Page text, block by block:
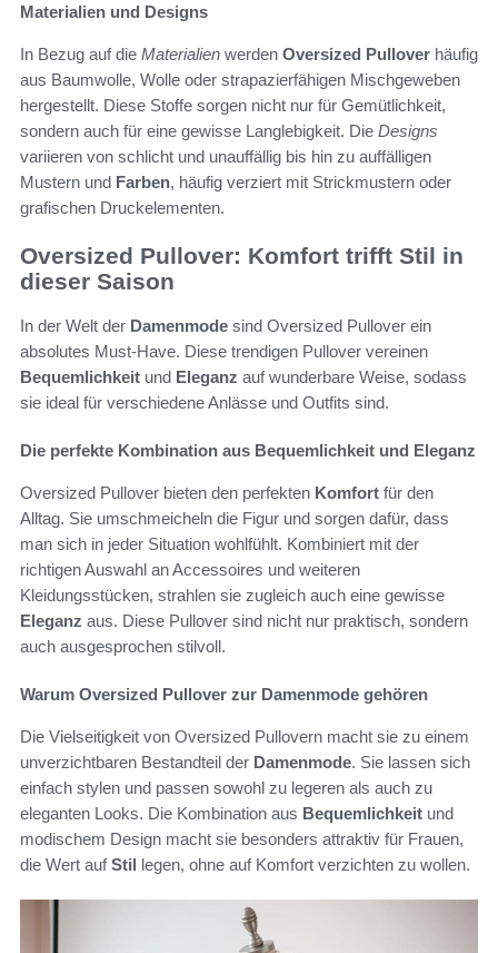
Materialien und Designs
In Bezug auf die Materialien werden Oversized Pullover häufig
aus Baumwolle, Wolle oder strapazierfähigen Mischgeweben
hergestellt. Diese Stoffe sorgen nicht nur für Gemütlichkeit,
sondern auch für eine gewisse Langlebigkeit. Die Designs
variieren von schlicht und unauffällig bis hin zu auffälligen
Mustern und Farben, häufig verziert mit Strickmustern oder
grafischen Druckelementen.
Oversized Pullover: Komfort trifft Stil in
dieser Saison
In der Welt der Damenmode sind Oversized Pullover ein
absolutes Must-Have. Diese trendigen Pullover vereinen
Bequemlichkeit und Eleganz auf wunderbare Weise, sodass
sie ideal für verschiedene Anlässe und Outfits sind.
Die perfekte Kombination aus Bequemlichkeit und Eleganz
Oversized Pullover bieten den perfekten Komfort für den
Alltag. Sie umschmeicheln die Figur und sorgen dafür, dass
man sich in jeder Situation wohlfühlt. Kombiniert mit der
richtigen Auswahl an Accessoires und weiteren
Kleidungsstücken, strahlen sie zugleich auch eine gewisse
Eleganz aus. Diese Pullover sind nicht nur praktisch, sondern
auch ausgesprochen stilvoll.
Warum Oversized Pullover zur Damenmode gehören
Die Vielseitigkeit von Oversized Pullovern macht sie zu einem
unverzichtbaren Bestandteil der Damenmode. Sie lassen sich
einfach stylen und passen sowohl zu legeren als auch zu
eleganten Looks. Die Kombination aus Bequemlichkeit und
modischem Design macht sie besonders attraktiv für Frauen,
die Wert aufStil legen, ohne auf Komfort verzichten zu wollen.